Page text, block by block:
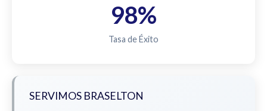
98%
Tasa de Éxito
SERVIMOS BRASELTON